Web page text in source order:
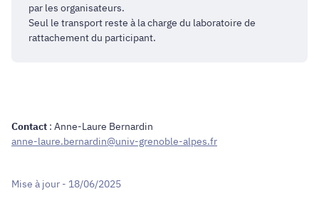
par les organisateurs.
Seul le transport reste à la charge du laboratoire de
rattachement du participant.
Contact : Anne-Laure Bernardin
anne-laure.bernardin@univ-grenoble-alpes.fr
Mise à jour - 18/06/2025